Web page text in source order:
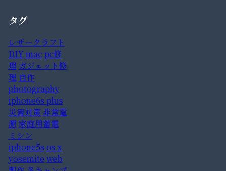
タグ
レザークラフト
DIYmac pc修
理 ガジェット修
理 自作
photography
iphone6s plus
災害対策非常電
源家庭用蓄電
ミシン
iphone5s os x
yosemite web